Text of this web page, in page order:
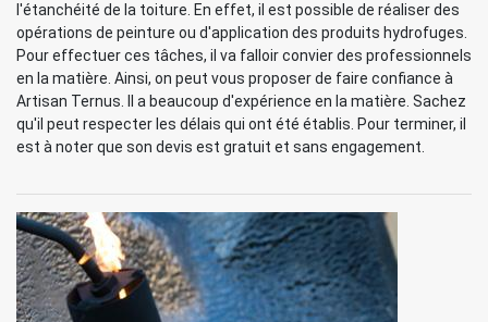
l'étanchéité de la toiture. En effet, il est possible de réaliser des
opérations de peinture ou d'application des produits hydrofuges.
Pour effectuer ces tâches, il va falloir convier des professionnels
en la matière. Ainsi, on peut vous proposer de faire confiance à
Artisan Ternus. Il a beaucoup d'expérience en la matière. Sachez
qu'il peut respecter les délais qui ont été établis. Pour terminer, il
est à noter que son devis est gratuit et sans engagement.